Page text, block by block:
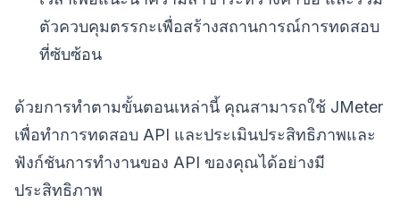
ตัวควบคุมตรรกะเพื่อสร้างสถานการณ์การทดสอบ
ที่ซับซ้อน
ด้วยการทำตามขั้นตอนเหล่านี้ คุณสามารถใช้ JMeter
เพื่อทำการทดสอบ API และประเมินประสิทธิภาพและ
ฟังก์ชันการทำงานของ API ของคุณได้อย่างมี
ประสิทธิภาพ